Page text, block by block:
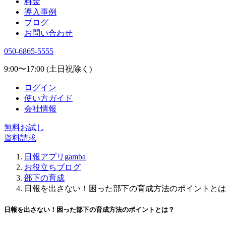
導入事例
ブログ
お問い合わせ
050-6865-5555
9:00〜17:00 (土日祝除く)
ログイン
使い方ガイド
会社情報
無料お試し
資料請求
日報アプリgamba
お役立ちブログ
部下の育成
日報を出さない！困った部下の育成方法のポイントと
日報を出さない！困った部下の育成方法のポイントとは？